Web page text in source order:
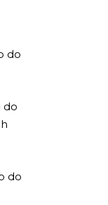
do
do
do